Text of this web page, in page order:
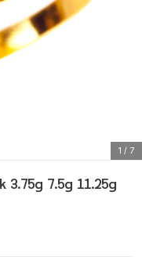
1 / 7
3.75g 7.5g 11.25g